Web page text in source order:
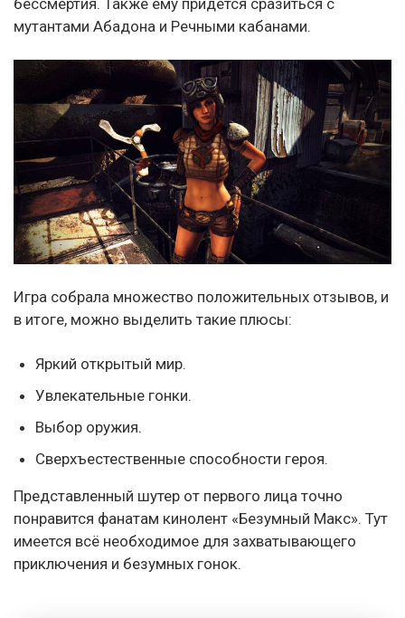
бессмертия. Также ему придется сразиться с
мутантами Абадона и Речными кабанами.
Игра собрала множество положительных отзывов, и
в итоге, можно выделить такие плюсы:
Яркий открытый мир.
Увлекательные гонки.
Выбор оружия.
Сверхъестественные способности героя.
Представленный шутер от первого лица точно
понравится фанатам кинолент «Безумный Макс». Тут
имеется всё необходимое для захватывающего
приключения и безумных гонок.